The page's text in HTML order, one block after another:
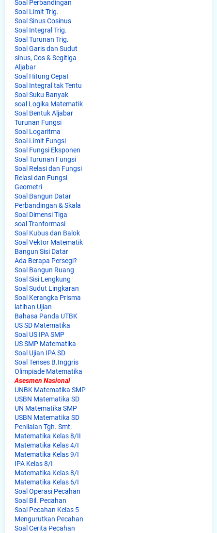
Soal Perbandingan
Soal Limit Trig.
Soal Sinus Cosinus
Soal Integral Trig.
Soal Turunan Trig.
Soal Garis dan Sudut
sinus, Cos & Segitiga
Aljabar
Soal Hitung Cepat
Soal Integral tak Tentu
Soal Suku Banyak
soal Logika Matematik
Soal Bentuk Aljabar
Turunan Fungsi
Soal Logaritma
Soal Limit Fungsi
Soal Fungsi Eksponen
Soal Turunan Fungsi
Soal Relasi dan Fungsi
Relasi dan Fungsi
Geometri
Soal Bangun Datar
Perbandingan & Skala
Soal Dimensi Tiga
soal Tranformasi
Soal Kubus dan Balok
Soal Vektor Matematik
Bangun Sisi Datar
Ada Berapa Persegi?
Soal Bangun Ruang
Soal Sisi Lengkung
Soal Sudut Lingkaran
Soal Kerangka Prisma
latihan Ujian
Bahasa Panda UTBK
US SD Matematika
Soal US IPA SMP
US SMP Matematika
Soal Ujian IPA SD
Soal Tenses B.Inggris
Olimpiade Matematika
Asesmen Nasional
UNBK Matematika SMP
USBN Matematika SD
UN Matematika SMP
USBN Matematika SD
Penilaian Tgh. Smt.
Matematika Kelas 8/II
Matematika Kelas 4/I
Matematika Kelas 9/I
IPA Kelas 8/I
Matematika Kelas 8/I
Matematika Kelas 6/I
Soal Operasi Pecahan
Soal Bil. Pecahan
Soal Pecahan Kelas 5
Mengurutkan Pecahan
Soal Cerita Pecahan